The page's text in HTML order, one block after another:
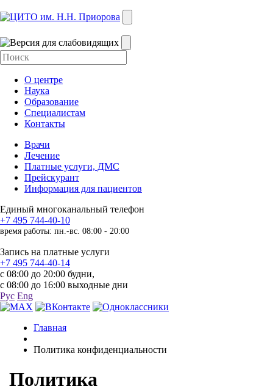
О центре
Наука
Образование
Специалистам
Контакты
Врачи
Лечение
Платные услуги, ДМС
Прейскурант
Информация для пациентов
Единый многоканальный телефон
+7 495 744-40-10
время работы: пн.-вс. 08:00 - 20:00
Запись на платные услуги
+7 495 744-40-14
с 08:00 до 20:00 будни,
с 08:00 до 16:00 выходные дни
Рус Eng
Главная
Политика конфиденциальности
Политика